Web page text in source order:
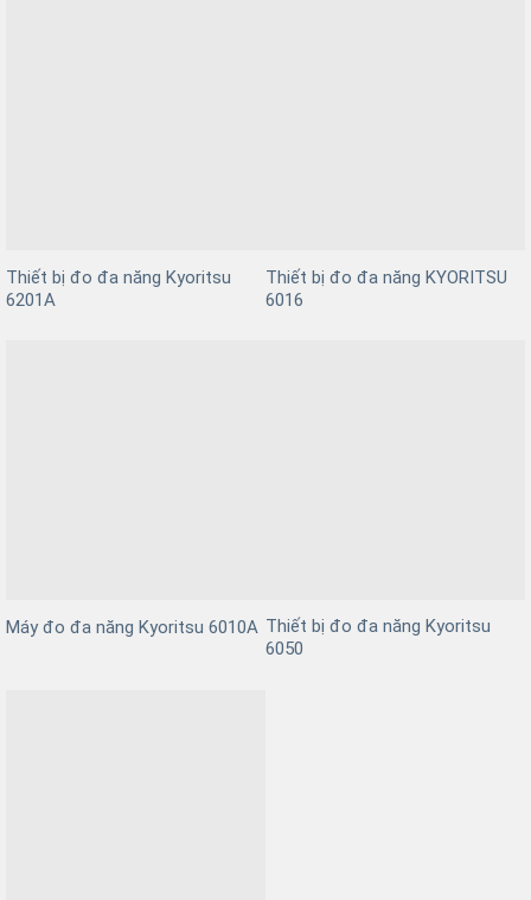
Thiết bị đo đa năng Kyoritsu
6201A
Thiết bị đo đa năng KYORITSU
6016
Máy đo đa năng Kyoritsu 6010A Thiết bị đo đa năng Kyoritsu
6050